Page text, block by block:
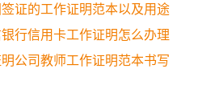
证的工作证明范本以及用途
行信用卡工作证明怎么办理
公司教师工作证明范本书写